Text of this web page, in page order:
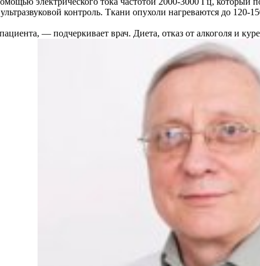
контроль. Ткани опухоли нагреваются до 120-
— подчеркивает врач. Диета, отказ от алкоголя и